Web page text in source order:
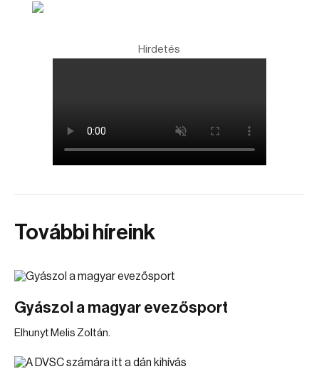
Hirdetés
További híreink
Gyászol a magyar evezősport
Elhunyt Melis Zoltán.